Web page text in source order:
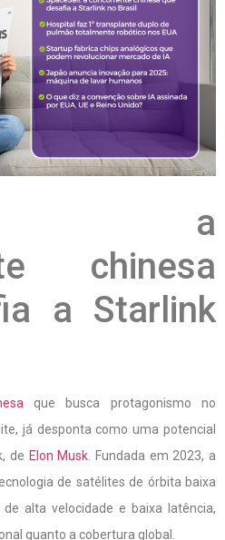
a
chinesa
a Starlink
que busca protagonismo no
já desponta como uma potencial
de Elon Musk . Fundada em 2023, a
de satélites de órbita baixa
alta velocidade e baixa latência,
quanto a cobertura global.